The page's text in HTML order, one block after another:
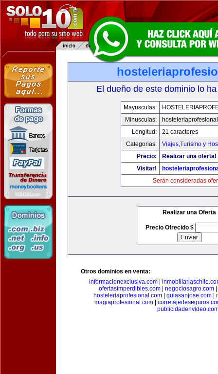
El dueño de este dominio lo
Mayusculas:
Minusculas:
Longitud:
21 caracteres
Categorias:
Viajes,Turismo y
Precio:
Realizar una oferta!
Visitar!
Serán consideradas
Realizar una Oferta
Precio Ofrecido $
Otros dominios en venta:
informacionexclusiva.com|
ofertasimperdibles.com
negociosagro.com
hosteleriaprofesional.com| guiasanjose.com|
magiaprofesional.com